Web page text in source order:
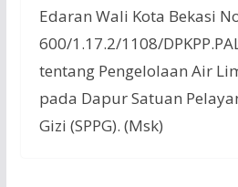
Edaran Wali Kota Bekasi
600/1.17.2/1108/
tentang Pengelolaan Air
pada Dapur Satuan
Gizi (SPPG). (Msk)